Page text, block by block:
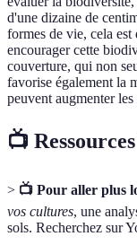
d'une dizaine de
formes de vie, cela
encourager cette
couverture, qui non
favorise également la
peuvent augmenter
📺
> 📺 Pour aller plus
vos cultures, une
sols. Recherchez sur